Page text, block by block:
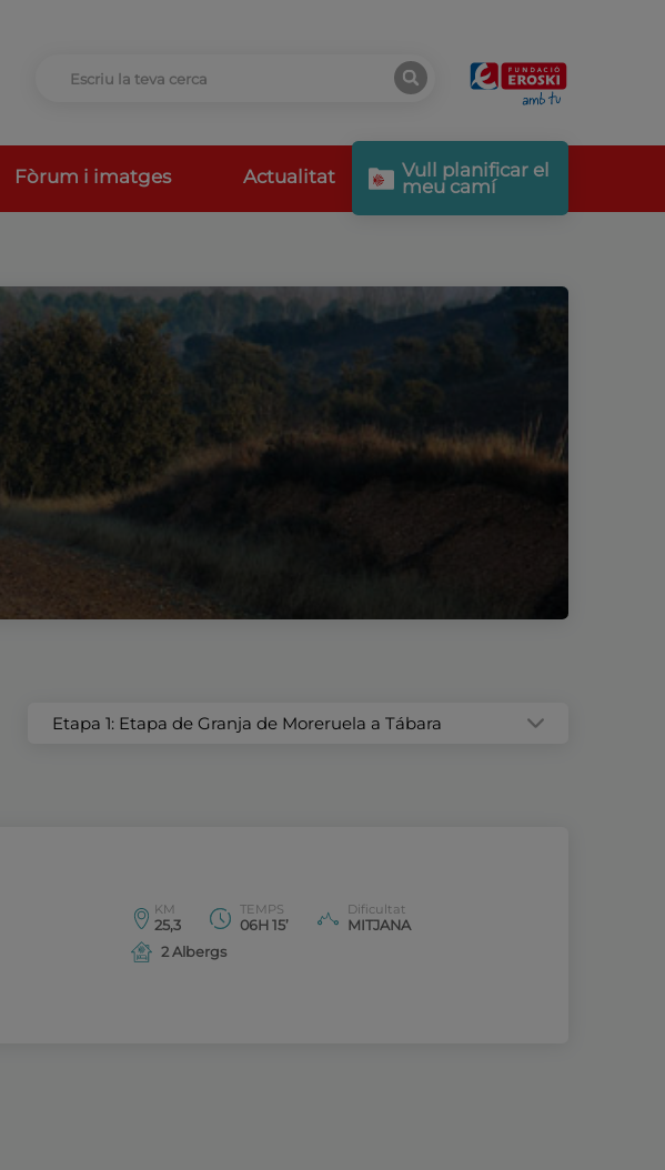
Fòrum i imatges Actualitat Vull planificar el
meu camí
Etapa 1: Etapa de Granja de Moreruela a Tábara
KM
25,3
TEMPS
06H 15’
Dificultat
MITJANA
2 Albergs